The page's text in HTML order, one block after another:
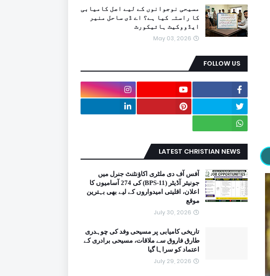
مسیحی نوجوانوں کے لیے اصل کامیابی
کا راستہ کیا ہے؟ اے ڈی ساحل منیر
ایڈووکیٹ ہائیکورٹ
May 03, 2026
FOLLOW US
LATEST CHRISTIAN NEWS
آفس آف دی ملٹری اکاؤنٹنٹ جنرل میں
جونیئر آڈیٹر (BPS-11) کی 274 آسامیوں کا
اعلان، اقلیتی امیدواروں کے لیے بھی بہترین
موقع
July 30, 2026
تاریخی کامیابی پر مسیحی وفد کی چوہدری
طارق فاروق سے ملاقات، مسیحی برادری کے
اعتماد کو سراہا گیا
July 29, 2026